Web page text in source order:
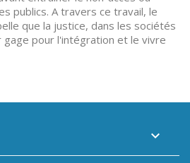
publics. A travers ce travail, le
que la justice, dans les sociétés
gage pour l'intégration et le vivre
